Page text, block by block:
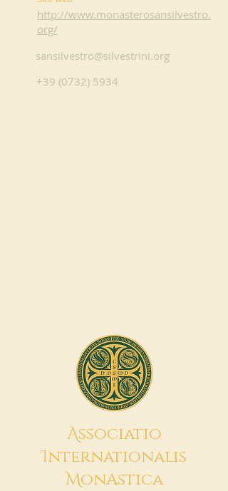
http://www.monasterosansilvestro.
org/
sansilvestro@silvestrini.org
+39 (0732) 5934
Associatio
Internationalis
MonAstica